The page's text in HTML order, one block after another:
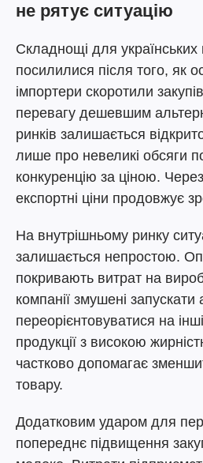
не рятує ситуацію
Складнощі для українських
посилилися після того, як
імпортери скоротили
перевагу дешевшим
ринків залишається
лише про невеликі обсяги
конкуренцію за ціною.
експортні ціни продовжує
На внутрішньому ринку
залишається непростою.
покривають витрат на
компанії змушені запускати
переорієнтовуватися на
продукції з високою
частково допомагає
товару.
Додатковим ударом для
попереднє підвищення